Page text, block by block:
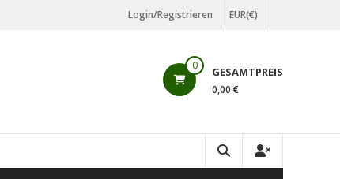
Login/Registrieren EUR(€)
0 GESAMTPREIS
0,00 €